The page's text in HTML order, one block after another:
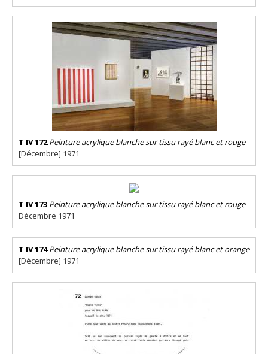
T IV 172 Peinture acrylique blanche sur tissu rayé blanc et rouge
[Décembre] 1971
T IV 173 Peinture acrylique blanche sur tissu rayé blanc et rouge
Décembre 1971
T IV 174 Peinture acrylique blanche sur tissu rayé blanc et orange
[Décembre] 1971